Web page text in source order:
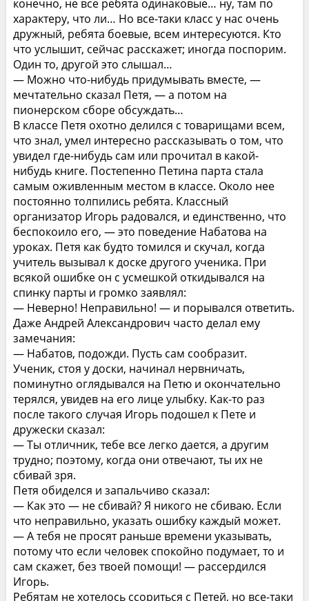
конечно, не все ребята одинаковые… ну, там по
характеру, что ли… Но все-таки класс у нас очень
дружный, ребята боевые, всем интересуются. Кто
что услышит, сейчас расскажет; иногда поспорим.
Один то, другой это слышал…
— Можно что-нибудь придумывать вместе, —
мечтательно сказал Петя, — а потом на
пионерском сборе обсуждать…
В классе Петя охотно делился с товарищами всем,
что знал, умел интересно рассказывать о том, что
увидел где-нибудь сам или прочитал в какой-
нибудь книге. Постепенно Петина парта стала
самым оживленным местом в классе. Около нее
постоянно толпились ребята. Классный
организатор Игорь радовался, и единственно, что
беспокоило его, — это поведение Набатова на
уроках. Петя как будто томился и скучал, когда
учитель вызывал к доске другого ученика. При
всякой ошибке он с усмешкой откидывался на
спинку парты и громко заявлял:
— Неверно! Неправильно! — и порывался ответить.
Даже Андрей Александрович часто делал ему
замечания:
— Набатов, подожди. Пусть сам сообразит.
Ученик, стоя у доски, начинал нервничать,
поминутно оглядывался на Петю и окончательно
терялся, увидев на его лице улыбку. Как-то раз
после такого случая Игорь подошел к Пете и
дружески сказал:
— Ты отличник, тебе все легко дается, а другим
трудно; поэтому, когда они отвечают, ты их не
сбивай зря.
Петя обиделся и запальчиво сказал:
— Как это — не сбивай? Я никого не сбиваю. Если
что неправильно, указать ошибку каждый может.
— А тебя не просят раньше времени указывать,
потому что если человек спокойно подумает, то и
сам скажет, без твоей помощи! — рассердился
Игорь.
Ребятам не хотелось ссориться с Петей, но все-таки